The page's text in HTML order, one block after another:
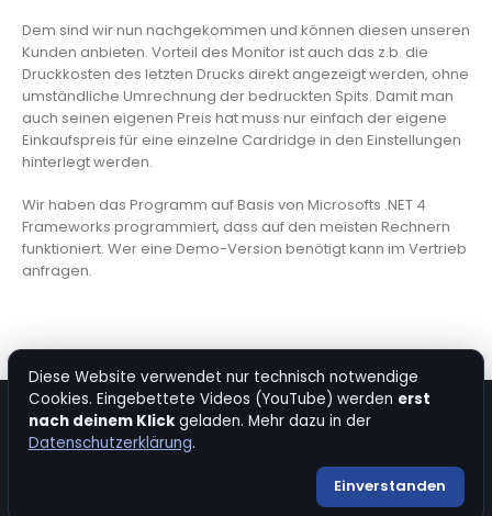
Dem sind wir nun nachgekommen und können diesen unseren
Kunden anbieten. Vorteil des Monitor ist auch das z.b. die
Druckkosten des letzten Drucks direkt angezeigt werden, ohne
umständliche Umrechnung der bedruckten Spits. Damit man
auch seinen eigenen Preis hat muss nur einfach der eigene
Einkaufspreis für eine einzelne Cardridge in den Einstellungen
hinterlegt werden.
Wir haben das Programm auf Basis von Microsofts .NET 4
Frameworks programmiert, dass auf den meisten Rechnern
funktioniert. Wer eine Demo-Version benötigt kann im Vertrieb
anfragen.
© Copyright 2026. All Rights Reserved.
Bevorzugte Quelle bei Google
Diese Website verwendet nur technisch notwendige
Cookies. Eingebettete Videos (YouTube) werden erst
nach deinem Klickgeladen. Mehr dazu in der
Datenschutzerklärung.
Einverstanden